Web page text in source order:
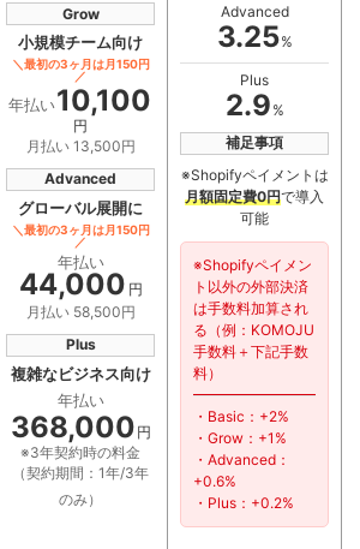
Grow
小規模チーム向け
＼最初の3ヶ月は月150円
／
年払い10,100
円
月払い 13,500円
Advanced
グローバル展開に
＼最初の3ヶ月は月150円
／
年払い
44,000 円
月払い 58,500円
Plus
複雑なビジネス向け
年払い
368,000 円
※3年契約時の料金
（契約期間：1年/3年
のみ）
Advanced
3.25%
Plus
2.9 %
補足事項
※Shopifyペイメントは
月額固定費0円で導入
可能
※Shopifyペイメン
ト以外の外部決済
は手数料加算され
る（例：KOMOJU
手数料＋下記手数
料）
・Basic：+2%
・Grow：+1%
・Advanced：
+0.6%
・Plus：+0.2%